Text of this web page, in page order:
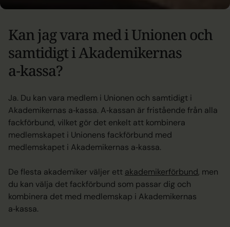
Kan jag vara med i Unionen och
samtidigt i Akademikernas
a‑kassa?
Ja. Du kan vara medlem i Unionen och samtidigt i
Akademikernas a‑kassa. A‑kassan är fristående från alla
fackförbund, vilket gör det enkelt att kombinera
medlemskapet i Unionens fackförbund med
medlemskapet i Akademikernas a‑kassa.
De flesta akademiker väljer ett akademikerförbund, men
du kan välja det fackförbund som passar dig och
kombinera det med medlemskap i Akademikernas
a‑kassa.